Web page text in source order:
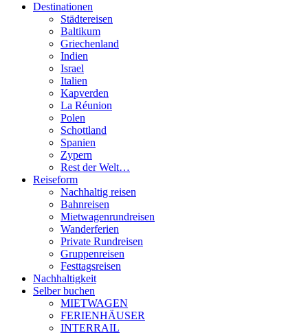
Destinationen
Städtereisen
Baltikum
Griechenland
Indien
Israel
Italien
Kapverden
La Réunion
Polen
Schottland
Spanien
Zypern
Rest der Welt…
Reiseform
Nachhaltig reisen
Bahnreisen
Mietwagenrundreisen
Wanderferien
Private Rundreisen
Gruppenreisen
Festtagsreisen
Nachhaltigkeit
Selber buchen
MIETWAGEN
FERIENHÄUSER
INTERRAIL